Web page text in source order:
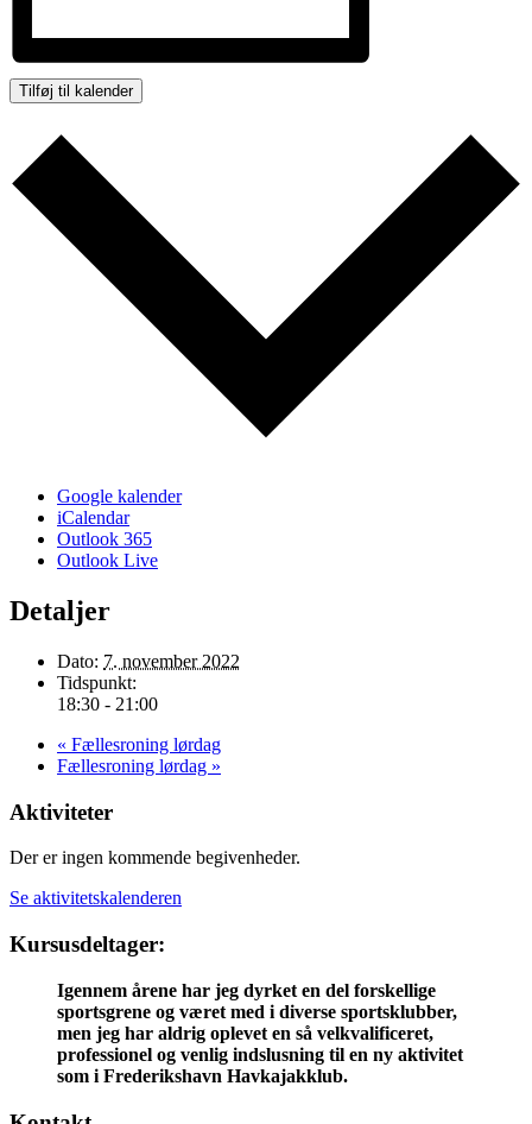
Tilføj til kalender
Google kalender
iCalendar
Outlook 365
Outlook Live
Detaljer
Dato: 7. november 2022
Tidspunkt:
18:30 - 21:00
« Fællesroning lørdag
Fællesroning lørdag »
Aktiviteter
Der er ingen kommende begivenheder.
Se aktivitetskalenderen
Kursusdeltager:
Igennem årene har jeg dyrket en del forskellige
sportsgrene og været med i diverse sportsklubber,
men jeg har aldrig oplevet en så velkvalificeret,
professionel og venlig indslusning til en ny aktivitet
som i Frederikshavn Havkajakklub.